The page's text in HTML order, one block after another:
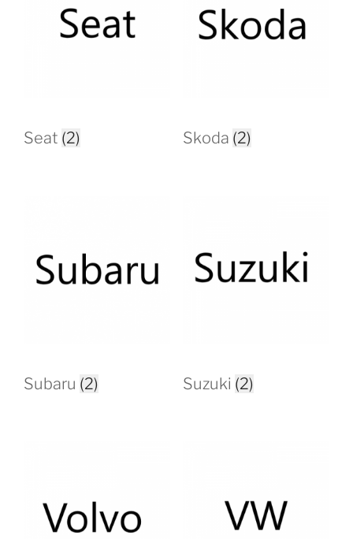
Seat (2) Skoda (2)
Subaru (2) Suzuki (2)